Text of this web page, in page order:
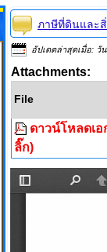
ภาษีที่ดินและสิ่
อัปเดตล่าสุดเมื่อ: วั
Attachments:
File
ดาวน์โหลดเอ
ลิ๊ก)